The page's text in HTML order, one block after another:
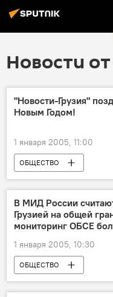
Новости
"Новости-Грузия"
Новым Годом!
1 января 2005, 11:00
ОБЩЕСТВО
В МИД России
Грузией на общей
мониторинг ОБСЕ
1 января 2005, 10:30
ОБЩЕСТВО